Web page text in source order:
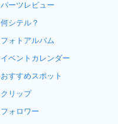
パーツレビュー
何シテル？
フォトアルバム
イベントカレンダー
おすすめスポット
クリップ
フォロワー